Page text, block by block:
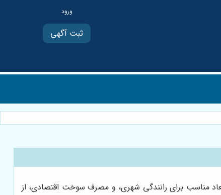
ثبت آگهی
ابعاد مناسب برای رانندگی شهری، و مصرف سوخت اقتصادی، از